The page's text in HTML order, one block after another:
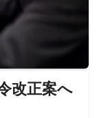
改正案へ